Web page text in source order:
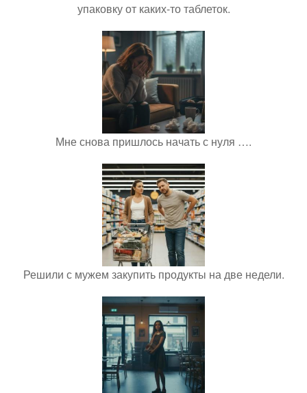
упаковку от каких-то таблеток.
Мне снова пришлось начать с нуля ….
Решили с мужем закупить продукты на две недели.